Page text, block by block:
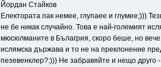
Йордан Стайков
Електората пак немее, глупаее и глумее;)))
не бе никак случайно. Това е най-големият
мюсюлманите в Бълагрия, скоро беше, но
ислямска държава и то не на преклонение
пезевенклер?:))) Не забравяйте и нещо друго